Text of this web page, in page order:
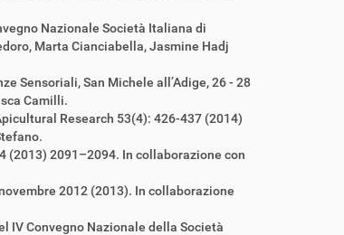
Nazionale Società Italiana di
Marta Cianciabella, Jasmine Hadj
Sensoriali, San Michele all’Adige, 26 - 28
Camilli.
Research 53(4): 426-437 (2014)
(2013) 2091–2094. In collaborazione con
2012 (2013). In collaborazione
Convegno Nazionale della Società